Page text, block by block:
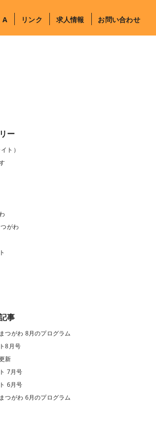
A リンク 求人情報 お問い合わせ
ー
ト）
がわ
事
つがわ 8月のプログラム
8月号
新
7月号
6月号
つがわ 6月のプログラム